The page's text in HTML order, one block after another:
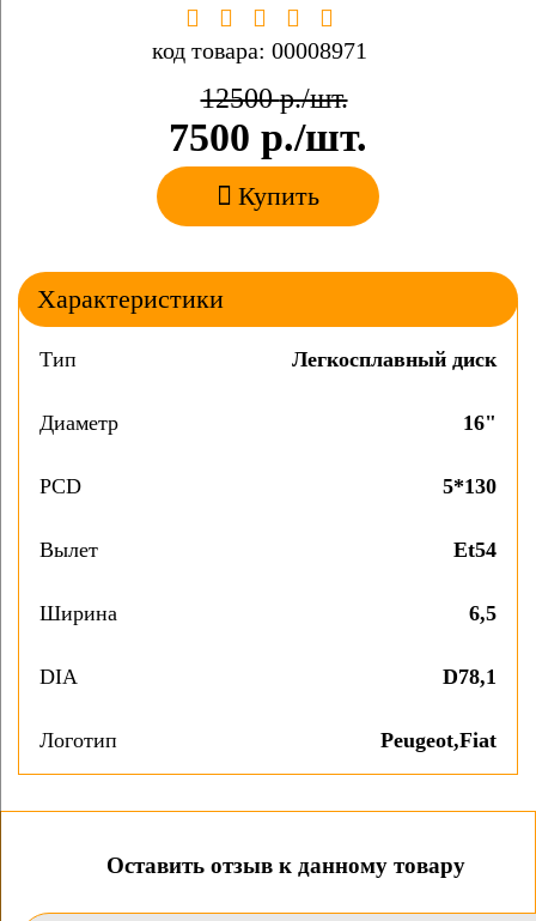
код товара: 00008971
12500р./шт.
7500 р./шт.
Купить
Характеристики
Тип Легкосплавный диск
Диаметр 16"
PCD 5*130
Вылет Et54
Ширина 6,5
DIA D78,1
Логотип Peugeot,Fiat
Оставить отзыв к данному товару